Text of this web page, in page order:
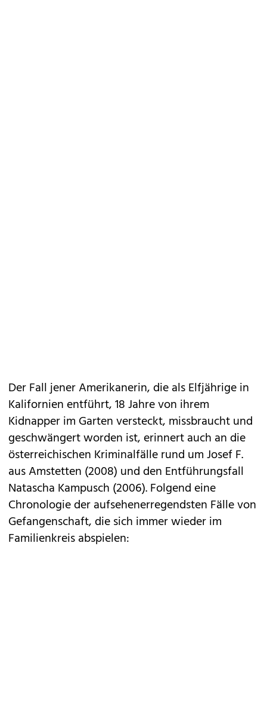
Der Fall jener Amerikanerin, die als Elfjährige in
Kalifornien entführt, 18 Jahre von ihrem
Kidnapper im Garten versteckt, missbraucht und
geschwängert worden ist, erinnert auch an die
österreichischen Kriminalfälle rund um Josef F.
aus Amstetten (2008) und den Entführungsfall
Natascha Kampusch (2006). Folgend eine
Chronologie der aufsehenerregendsten Fälle von
Gefangenschaft, die sich immer wieder im
Familienkreis abspielen: